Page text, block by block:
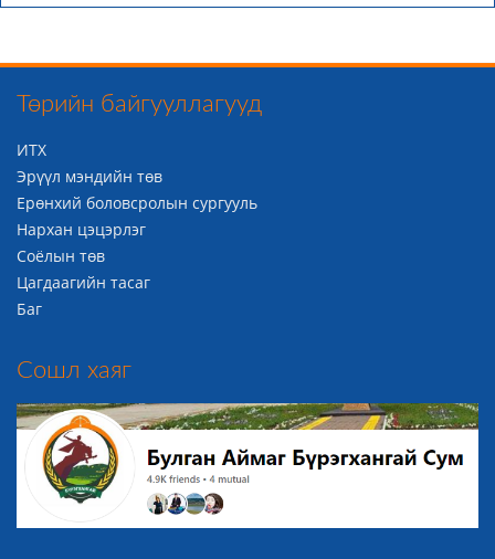
Төрийн байгууллагууд
ИТХ
Эрүүл мэндийн төв
Ерөнхий боловсролын сургууль
Нархан цэцэрлэг
Соёлын төв
Цагдаагийн тасаг
Баг
Сошл хаяг